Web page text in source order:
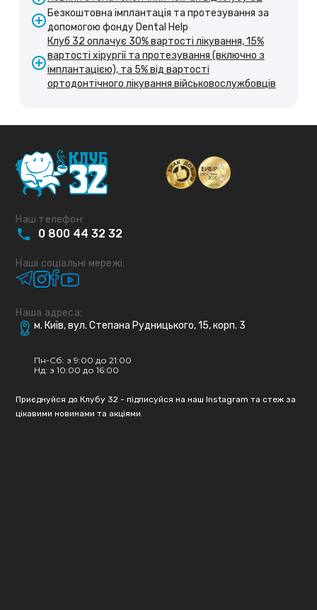
Безкоштовна імплантація та протезування за
допомогою фонду Dental Help
Клуб 32 оплачує 30% вартості лікування, 15%
вартості хірургії та протезування (включно з
імплантацією), та 5% від вартості
ортодонтічного лікування військовослужбовців
Наш телефон:
0 800 44 32 32
Наші соціальні мережі:
Наша адреса:
м. Київ, вул. Степана Рудницького, 15, корп. 3
Пн-Сб: з 9:00 до 21:00
Нд: з 10:00 до 16:00
Приєднуйся до Клубу 32 - підписуйся на наш Instagram та стеж за
цікавими новинами та акціями.